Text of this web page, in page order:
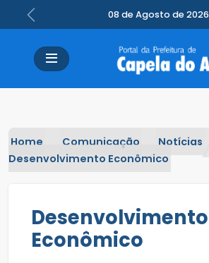
08 de Agosto de 2026
Previous
Home Comunicação
Notícias
Desenvolvimento Econômico
Desenvolvimento
Econômico